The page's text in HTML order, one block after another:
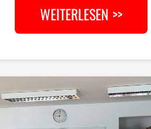
WEITERLESEN >>